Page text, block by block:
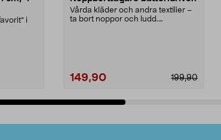
i
Vårda kläder och andra textilier –
ta bort noppor och ludd.
199,90
149,90